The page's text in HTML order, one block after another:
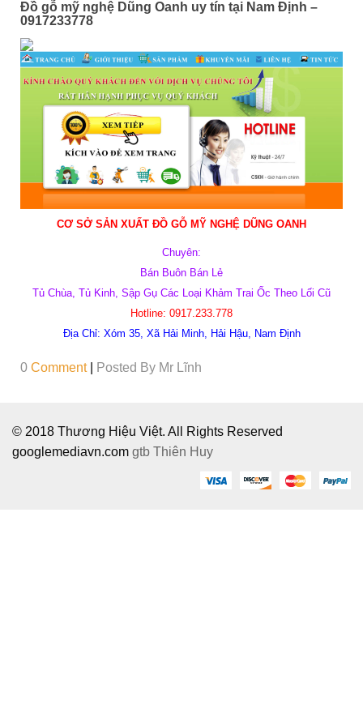
Đồ gỗ mỹ nghệ Dũng Oanh uy tín tại Nam Định –
0917233778
CƠ SỞ SẢN XUẤT ĐỒ GỖ MỸ NGHỆ DŨNG OANH
Chuyên:
Bán Buôn Bán Lẻ
Tủ Chùa, Tủ Kinh, Sập Gụ Các Loại Khảm Trai Ốc Theo Lối Cũ
Hotline: 0917.233.778
Địa Chỉ: Xóm 35, Xã Hải Minh, Hải Hậu, Nam Định
0 Comment Posted By Mr Lĩnh
© 2018 Thương Hiệu Việt. All Rights Reserved
googlemediavn.com gtb Thiên Huy